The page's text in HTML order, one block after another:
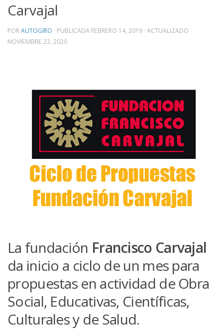
Carvajal
PORAUTOGIRO · PUBLICADA FEBRERO 14, 2019 · ACTUALIZADO
NOVIEMBRE 23, 2020
La fundación Francisco Carvajal
da inicio a ciclo de un mes para
propuestas en actividad de Obra
Social, Educativas, Científicas,
Culturales y de Salud.